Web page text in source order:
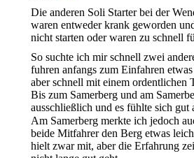
Die anderen Soli Starter bei der
waren entweder krank geworden
nicht starten oder waren zu schnell
So suchte ich mir schnell zwei
fuhren anfangs zum Einfahren
aber schnell mit einem ordentlichen
Bis zum Samerberg und am
ausschließlich und es fühlte sich gut
Am Samerberg merkte ich jedoch
beide Mitfahrer den Berg etwas
hielt zwar mit, aber die Erfahrung